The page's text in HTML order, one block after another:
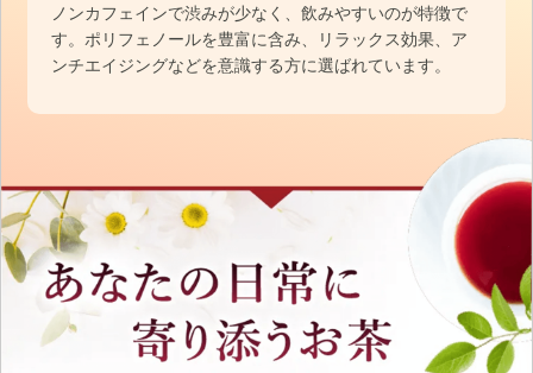
ノンカフェインで渋みが少なく、飲みやすいのが特徴で
す。ポリフェノールを豊富に含み、リラックス効果、ア
ンチエイジングなどを意識する方に選ばれています。